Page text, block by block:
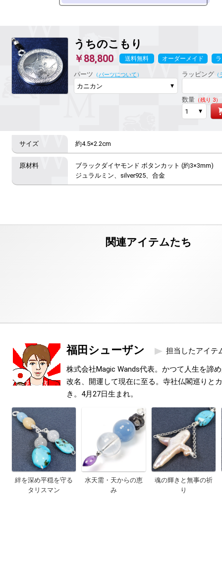
うちのこもり
￥88,800 送料無料 オーダーメイド
パーツ （パーツについて ） ラッピング（
数量（残り 3）
約4.5×2.2cm
ブラックダイヤモンド ボタンカット (約3×3mm)
ジュラルミン、silver925、合金
福田シューザン 担当したアイテ
株式会社Magic Wands代表。かつて人生を諦
改名、開運して現在に至る。寺社仏閣巡りと
き。4月27日生まれ。
絆を深め平穏を守る
タリスマン
水天需・天からの恵
み
魂の輝きと無事の祈
り